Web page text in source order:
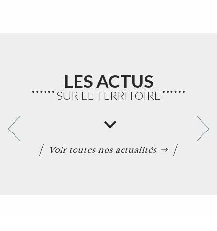
LES ACTUS
SUR LE TERRITOIRE
Voir toutes nos actualités